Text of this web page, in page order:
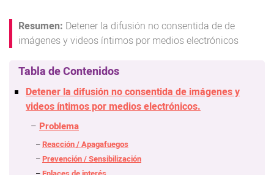
Detener la difusión no consentida de de
imágenes y videos íntimos por medios electrónicos
Detener la difusión no consentida de imágenes y
videos íntimos por medios electrónicos.
Problema
Reacción / Apagafuegos
Prevención / Sensibilización